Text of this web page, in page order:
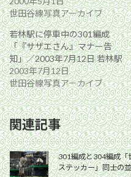
世田谷線写真アーカイブ
若林駅に停車中の301編成
「『サザエさん』マナー告
知」／2003年7月12日 若林駅
2003年7月12日
世田谷線写真アーカイブ
関連記事
301編成と304編成「
ステッカー」同士の